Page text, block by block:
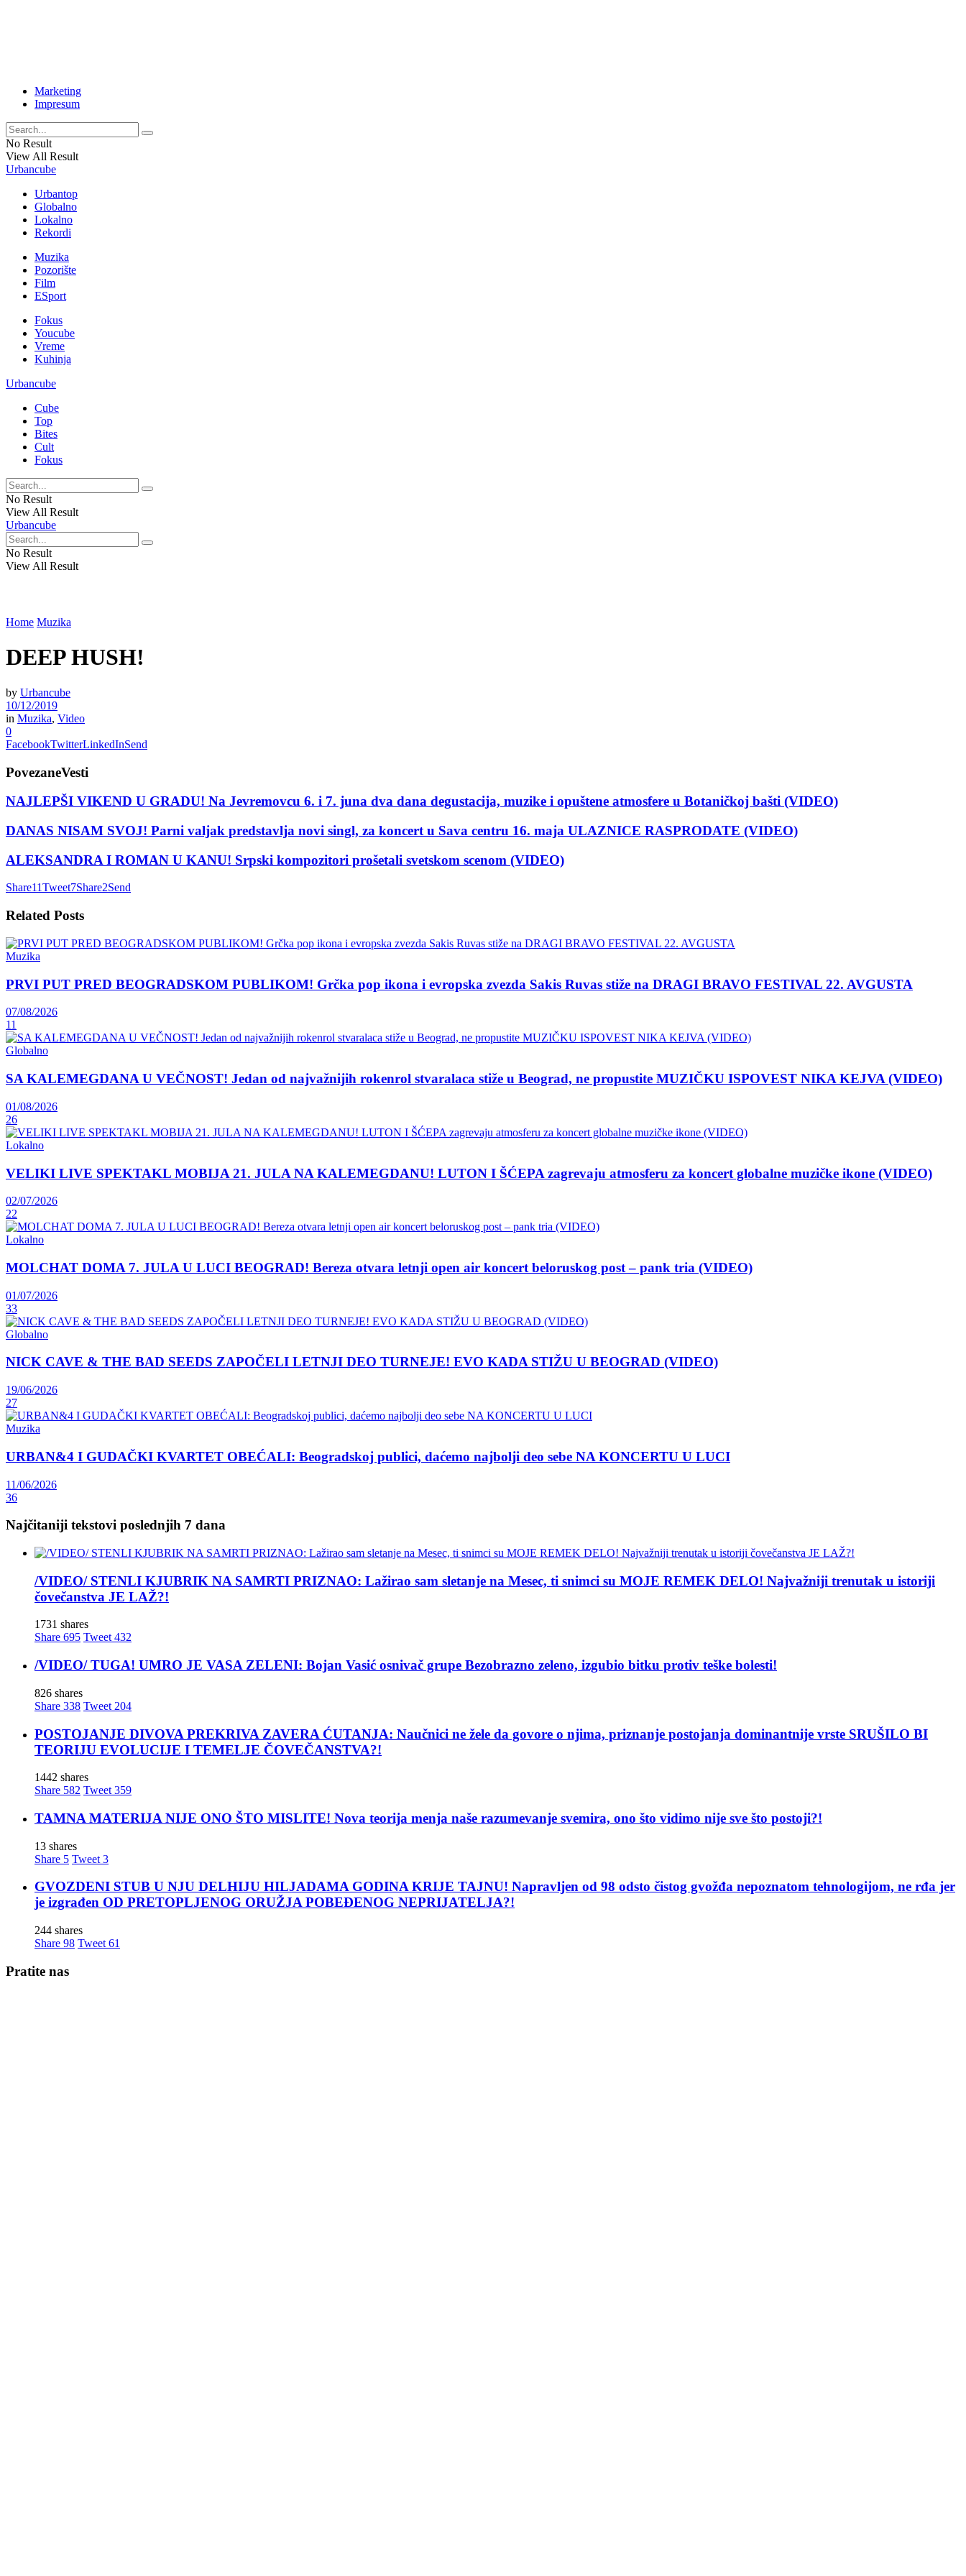
Marketing
Impresum
No Result
View All Result
Urbancube
Urbantop
Globalno
Lokalno
Rekordi
Muzika
Pozorište
Film
ESport
Fokus
Youcube
Vreme
Kuhinja
Urbancube
Cube
Top
Bites
Cult
Fokus
No Result
View All Result
Urbancube
No Result
View All Result
Home Muzika
DEEP HUSH!
by Urbancube
10/12/2019
in Muzika, Video
0
FacebookTwitterLinkedInSend
PovezaneVesti
NAJLEPŠI VIKEND U GRADU! Na Jevremovcu 6. i 7. juna dva dana degustacija, muzike i opuštene atmosfere u Botaničkoj bašti (VIDEO)
DANAS NISAM SVOJ! Parni valjak predstavlja novi singl, za koncert u Sava centru 16. maja ULAZNICE RASPRODATE (VIDEO)
ALEKSANDRA I ROMAN U KANU! Srpski kompozitori prošetali svetskom scenom (VIDEO)
Share11Tweet7Share2Send
Related Posts
Muzika
PRVI PUT PRED BEOGRADSKOM PUBLIKOM! Grčka pop ikona i evropska zvezda Sakis Ruvas stiže na DRAGI BRAVO FESTIVAL 22. AVGUSTA
07/08/2026
11
Globalno
SA KALEMEGDANA U VEČNOST! Jedan od najvažnijih rokenrol stvaralaca stiže u Beograd, ne propustite MUZIČKU ISPOVEST NIKA KEJVA (VIDEO)
01/08/2026
26
Lokalno
VELIKI LIVE SPEKTAKL MOBIJA 21. JULA NA KALEMEGDANU! LUTON I ŠĆEPA zagrevaju atmosferu za koncert globalne muzičke ikone (VIDEO)
02/07/2026
22
Lokalno
MOLCHAT DOMA 7. JULA U LUCI BEOGRAD! Bereza otvara letnji open air koncert beloruskog post – pank tria (VIDEO)
01/07/2026
33
Globalno
NICK CAVE & THE BAD SEEDS ZAPOČELI LETNJI DEO TURNEJE! EVO KADA STIŽU U BEOGRAD (VIDEO)
19/06/2026
27
Muzika
URBAN&4 I GUDAČKI KVARTET OBEĆALI: Beogradskoj publici, daćemo najbolji deo sebe NA KONCERTU U LUCI
11/06/2026
36
Najčitaniji tekstovi poslednjih 7 dana
/VIDEO/ STENLI KJUBRIK NA SAMRTI PRIZNAO: Lažirao sam sletanje na Mesec, ti snimci su MOJE REMEK DELO! Najvažniji trenutak u istoriji
čovečanstva JE LAŽ?!
1731 shares
Share 695 Tweet 432
/VIDEO/ TUGA! UMRO JE VASA ZELENI: Bojan Vasić osnivač grupe Bezobrazno zeleno, izgubio bitku protiv teške bolesti!
826 shares
Share 338 Tweet 204
POSTOJANJE DIVOVA PREKRIVA ZAVERA ĆUTANJA: Naučnici ne žele da govore o njima, priznanje postojanja dominantnije vrste SRUŠILO BI
TEORIJU EVOLUCIJE I TEMELJE ČOVEČANSTVA?!
1442 shares
Share 582 Tweet 359
TAMNA MATERIJA NIJE ONO ŠTO MISLITE! Nova teorija menja naše razumevanje svemira, ono što vidimo nije sve što postoji?!
13 shares
Share 5 Tweet 3
GVOZDENI STUB U NJU DELHIJU HILJADAMA GODINA KRIJE TAJNU! Napravljen od 98 odsto čistog gvožđa nepoznatom tehnologijom, ne rđa jer
je izgrađen OD PRETOPLJENOG ORUŽJA POBEĐENOG NEPRIJATELJA?!
244 shares
Share 98 Tweet 61
Pratite nas